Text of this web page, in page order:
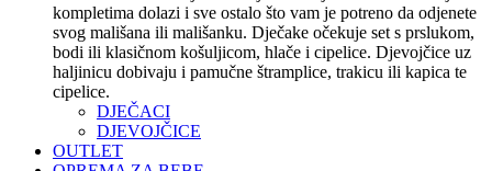
kompletima dolazi i sve ostalo što vam je potreno da odjenete
svog mališana ili mališanku. Dječake očekuje set s prslukom,
bodi ili klasičnom košuljicom, hlače i cipelice. Djevojčice uz
haljinicu dobivaju i pamučne štramplice, trakicu ili kapica te
cipelice.
DJEČACI
DJEVOJČICE
OUTLET